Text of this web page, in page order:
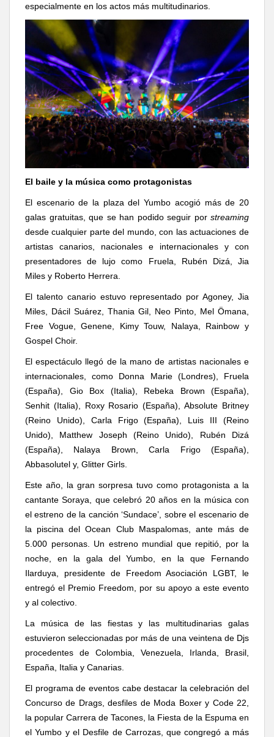
especialmente en los actos más multitudinarios.
El baile y la música como protagonistas
El escenario de la plaza del Yumbo acogió más de 20
galas gratuitas, que se han podido seguir por streaming
desde cualquier parte del mundo, con las actuaciones de
artistas canarios, nacionales e internacionales y con
presentadores de lujo como Fruela, Rubén Dizá, Jia
Miles y Roberto Herrera.
El talento canario estuvo representado por Agoney, Jia
Miles, Dácil Suárez, Thania Gil, Neo Pinto, Mel Ömana,
Free Vogue, Genene, Kimy Touw, Nalaya, Rainbow y
Gospel Choir.
El espectáculo llegó de la mano de artistas nacionales e
internacionales, como Donna Marie (Londres), Fruela
(España), Gio Box (Italia), Rebeka Brown (España),
Senhit (Italia), Roxy Rosario (España), Absolute Britney
(Reino Unido), Carla Frigo (España), Luis III (Reino
Unido), Matthew Joseph (Reino Unido), Rubén Dizá
(España), Nalaya Brown, Carla Frigo (España),
Abbasolutel y, Glitter Girls.
Este año, la gran sorpresa tuvo como protagonista a la
cantante Soraya, que celebró 20 años en la música con
el estreno de la canción ‘Sundace’, sobre el escenario de
la piscina del Ocean Club Maspalomas, ante más de
5.000 personas. Un estreno mundial que repitió, por la
noche, en la gala del Yumbo, en la que Fernando
Ilarduya, presidente de Freedom Asociación LGBT, le
entregó el Premio Freedom, por su apoyo a este evento
y al colectivo.
La música de las fiestas y las multitudinarias galas
estuvieron seleccionadas por más de una veintena de Djs
procedentes de Colombia, Venezuela, Irlanda, Brasil,
España, Italia y Canarias.
El programa de eventos cabe destacar la celebración del
Concurso de Drags, desfiles de Moda Boxer y Code 22,
la popular Carrera de Tacones, la Fiesta de la Espuma en
el Yumbo y el Desfile de Carrozas, que congregó a más